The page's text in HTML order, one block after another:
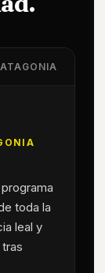
toda la
leal y